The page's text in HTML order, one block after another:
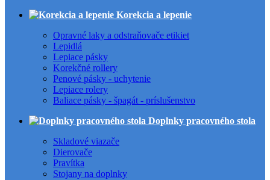
Korekcia a lepenie
Opravné laky a odstraňovače etikiet
Lepidlá
Lepiace pásky
Korekčné rollery
Penové pásky - uchytenie
Lepiace rolery
Baliace pásky - špagát - príslušenstvo
Doplnky pracovného stola
Skladové viazače
Dierovače
Pravítka
Stojany na doplnky